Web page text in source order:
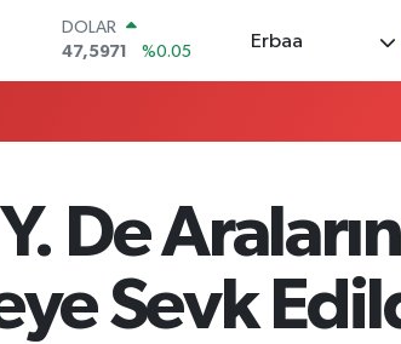
DOLAR
47,5971
%0.05
BİST100
13.703
%0
64.475,47
%0.66
Erbaa
De
Sevk